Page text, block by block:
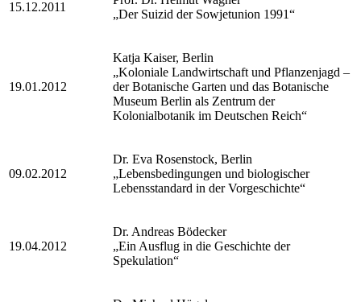
15.12.2011
„Der Suizid der Sowjetunion 1991“
19.01.2012
Katja Kaiser, Berlin
„Koloniale Landwirtschaft und Pflanzenjagd –
der Botanische Garten und das Botanische
Museum Berlin als Zentrum der
Kolonialbotanik im Deutschen Reich“
09.02.2012
Dr. Eva Rosenstock, Berlin
„Lebensbedingungen und biologischer
Lebensstandard in der Vorgeschichte“
19.04.2012
Dr. Andreas Bödecker
„Ein Ausflug in die Geschichte der
Spekulation“